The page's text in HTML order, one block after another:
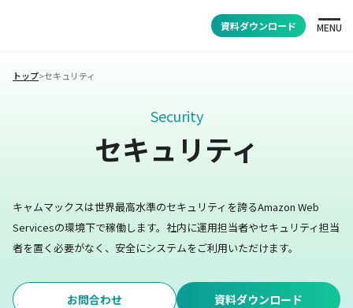
資料ダウンロード MENU
トップ>セキュリティ
Security
セキュリティ
キャムマックスは世界最高水準のセキュリティを誇るAmazon Web
Servicesの環境下で稼働します。 社内に運用担当者やセキュリティ担当
者を置く必要がなく、安全にシステムをご利用いただけます。
お問合わせ 資料ダウンロード